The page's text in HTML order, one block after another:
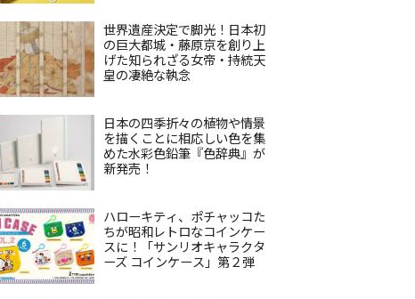
世界遺産決定で脚光！日本初
の巨大都城・藤原京を創り上
げた知られざる女帝・持統天
皇の凄絶な執念
日本の四季折々の植物や情景
を描くことに相応しい色を集
めた水彩色鉛筆『色辞典』が
新発売！
ハローキティ、ポチャッコた
ちが昭和レトロなコインケー
スに！「サンリオキャラクタ
ーズ コインケース」第２弾